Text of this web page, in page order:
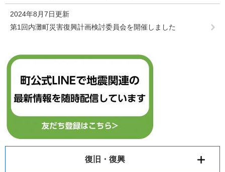
2024年8月7日更新
第1回内灘町災害復興計画検討委員会を開催しました
復旧・復興